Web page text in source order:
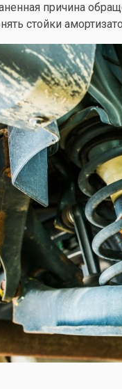
причина
стойки